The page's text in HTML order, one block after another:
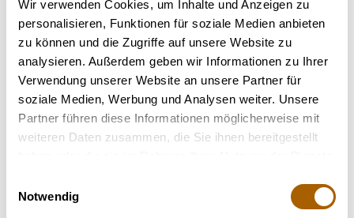
Wir verwenden Cookies, um Inhalte und Anzeigen zu
personalisieren, Funktionen für soziale Medien anbieten
zu können und die Zugriffe auf unsere Website zu
analysieren. Außerdem geben wir Informationen zu Ihrer
Verwendung unserer Website an unsere Partner für
soziale Medien, Werbung und Analysen weiter. Unsere
Partner führen diese Informationen möglicherweise mit
weiteren Daten zusammen, die Sie ihnen bereitgestellt
Notwendig
THC25% CBD1%
Luana Extrakt THC25:CBD1
Terpene: Alpha-Pinen, Beta-Caryophyllen, Beta-Myrcen,
Beta-Pinen